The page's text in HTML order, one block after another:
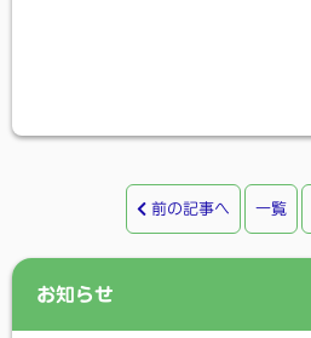
前の記事へ 一覧
お知らせ